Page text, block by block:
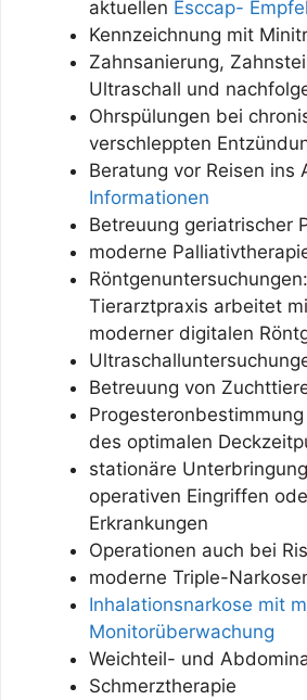
aktuellen Esccap-
Kennzeichnung mit
Zahnsanierung,
Ultraschall und
Ohrspülungen bei
verschleppten
Beratung vor Reisen ins
Informationen
Betreuung geriatrischer
moderne
Tierarztpraxis arbeitet
moderner digitalen
Betreuung von
des optimalen
stationäre
operativen Eingriffen
Erkrankungen
Operationen auch bei
moderne Triple-
Inhalationsnarkose mit
Monitorüberwachung
Weichteil- und
Schmerztherapie